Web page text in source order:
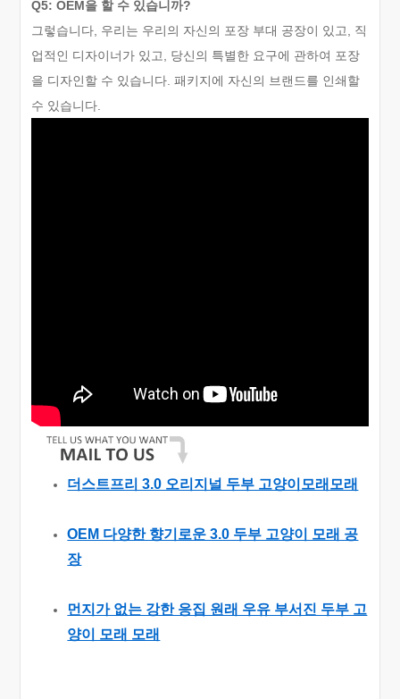
Q5: OEM을 할 수 있습니까?
그렇습니다, 우리는 우리의 자신의 포장 부대 공장이 있고, 직
업적인 디자이너가 있고, 당신의 특별한 요구에 관하여 포장
을 디자인할 수 있습니다. 패키지에 자신의 브랜드를 인쇄할
수 있습니다.
더스트프리 3.0 오리지널 두부 고양이모래모래
OEM 다양한 향기로운 3.0 두부 고양이 모래 공
장
먼지가 없는 강한 응집 원래 우유 부서진 두부 고
양이 모래 모래